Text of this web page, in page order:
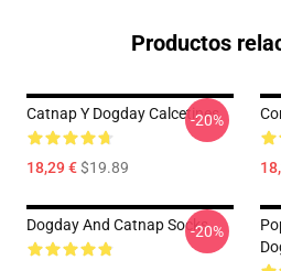
Productos
Catnap Y Dogday Calcetines
18,29 €$19.89
-20%
Dogday And Catnap Socks-20%